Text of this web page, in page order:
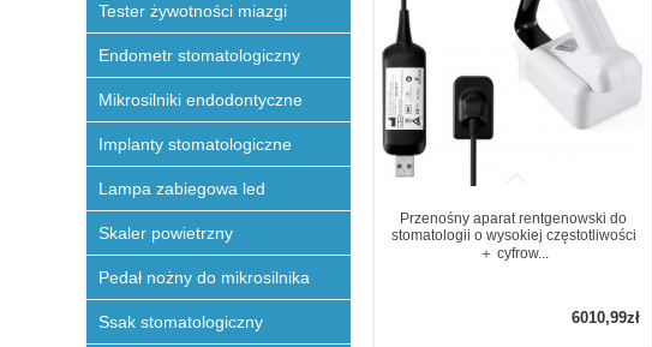
Tester żywotności miazgi
Endometr stomatologiczny
Mikrosilniki endodontyczne
Implanty stomatologiczne
Lampa zabiegowa led
Skaler powietrzny
Pedał nożny do mikrosilnika
Ssak stomatologiczny
Przenośny aparat rentgenowski do
stomatologii o wysokiej częstotliwości
＋ cyfrow...
6010,99zł